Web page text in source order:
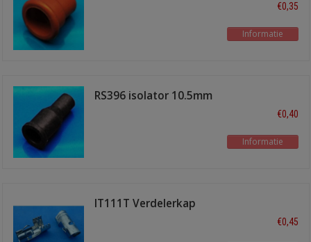
€0,35
Informatie
RS396 isolator 10.5mm
€0,40
Informatie
IT111T Verdelerkap
€0,45